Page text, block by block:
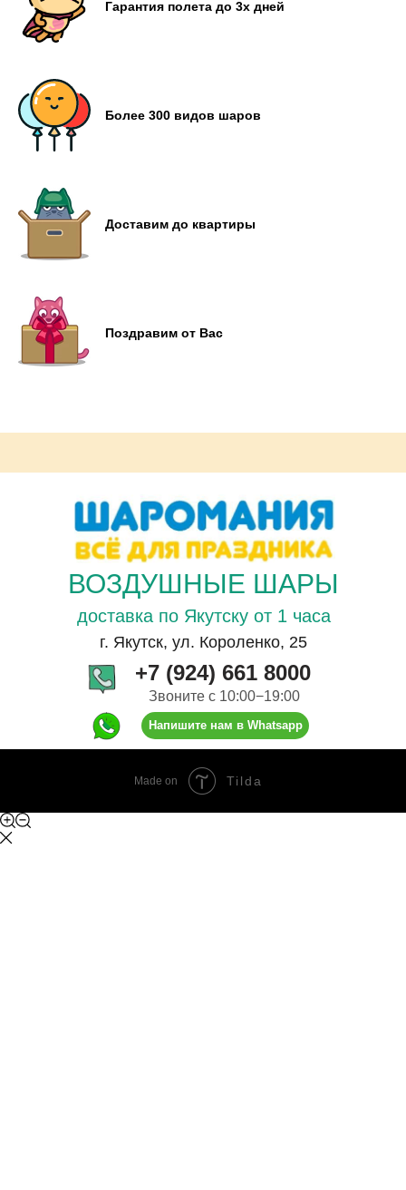
Гарантия полета до 3х дней
Более 300 видов шаров
Доставим до квартиры
Поздравим от Вас
ВОЗДУШНЫЕ ШАРЫ
доставка по Якутску от 1 часа
г. Якутск, ул. Короленко, 25
+7 (924) 661 8000
Напишите нам в Whatsapp
Звоните с 10:00−19:00
Made on Tilda